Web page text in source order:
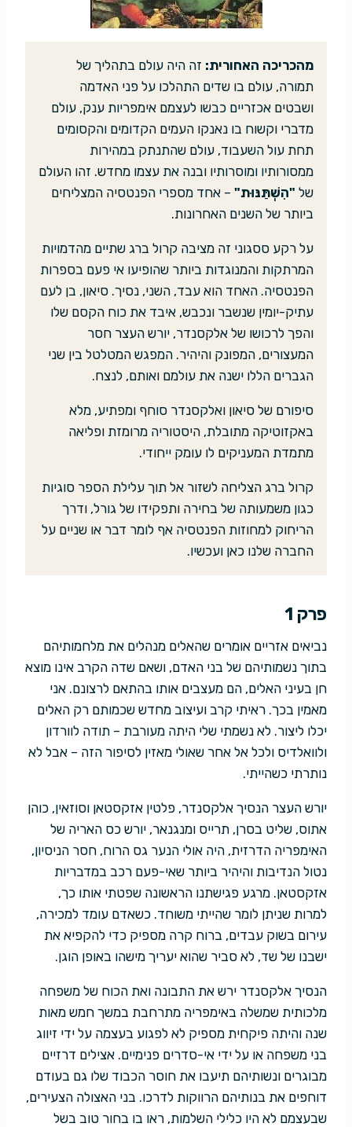
מהכריכה האחורית: זה היה עולם בתהליך של
תמורה, עולם בו שדים התהלכו על פני האדמה
ושבטים אכזריים כבשו לעצמם אימפריות ענק, עולם
מדברי וקשוח בו נאנקו העמים הקדומים והקסומים
תחת עול השעבוד, עולם שהתנתק במהירות
ממסורותיו ומוסרותיו ובנה את עצמו מחדש. זהו העולם
של "הִשְׁתַּנּוּת" – אחד מספרי הפנטסיה המצליחים
ביותר של השנים האחרונות.
על רקע ססגוני זה מציבה קרול ברג שתיים מהדמויות
המרתקות והמנוגדות ביותר שהופיעו אי פעם בספרות
הפנטסיה. האחד הוא עבד, השני, נסיך. סיאון, בן לעם
עתיק-יומין שנשבר ונכבש, איבד את כוח הקסם שלו
והפך לרכושו של אלקסנדר, יורש העצר חסר
המעצורים, המפונק והיהיר. המפגש המטלטל בין שני
הגברים הללו ישנה את עולמם ואותם, לנצח.
סיפורם של סיאון ואלקסנדר סוחף ומפתיע, מלא
באקזוטיקה מתובלת, היסטוריה מרומזת ופליאה
מתמדת המעניקים לו עומק ייחודי.
קרול ברג הצליחה לשזור אל תוך עלילת הספר סוגיות
כגון משמעותה של בחירה ותפקידו של גורל, ודרך
הריחוק למחוזות הפנטסיה אף לומר דבר או שניים על
החברה שלנו כאן ועכשיו.
פרק 1
נביאים אזריים אומרים שהאלים מנהלים את מלחמותיהם
בתוך נשמותיהם של בני האדם, ושאם שדה הקרב אינו מוצא
חן בעיני האלים, הם מעצבים אותו בהתאם לרצונם. אני
מאמין בכך. ראיתי קרב ועיצוב מחדש שכמותם רק האלים
יכלו ליצור. לא נשמתי שלי היתה מעורבת – תודה לוורדון
ולוואלדיס ולכל אל אחר שאולי מאזין לסיפור הזה – אבל לא
נותרתי כשהייתי.
יורש העצר הנסיך אלקסנדר, פלטין אזקסטאן וסוזאין, כוהן
אתוס, שליט בסרן, תרייס ומנגנאר, יורש כס האריה של
האימפריה הדרזית, היה אולי הנער גס הרוח, חסר הניסיון,
נטול הנדיבות והיהיר ביותר שאי-פעם רכב במדבריות
אזקסטאן. מרגע פגישתנו הראשונה שפטתי אותו כך,
למרות שניתן לומר שהייתי משוחד. כשאדם עומד למכירה,
עירום בשוק עבדים, ברוח קרה מספיק כדי להקפיא את
ישבנו של שד, לא סביר שהוא יעריך מישהו באופן הוגן.
הנסיך אלקסנדר ירש את התבונה ואת הכוח של משפחה
מלכותית שמשלה באימפריה מתרחבת במשך חמש מאות
שנה והיתה פיקחית מספיק לא לפגוע בעצמה על ידי זיווג
בני משפחה או על ידי אי-סדרים פנימיים. אצילים דרזיים
מבוגרים ונשותיהם תיעבו את חוסר הכבוד שלו גם בעודם
דוחפים את בנותיהם הרווקות לדרכו. בני האצולה הצעירים,
שבעצמם לא היו כלילי השלמות, ראו בו בחור טוב בשל